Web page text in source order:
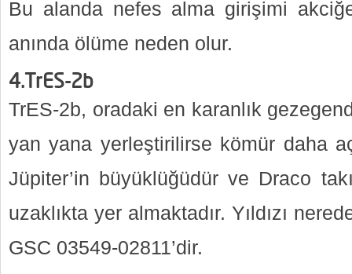
Bu alanda nefes alma girişimi
anında ölüme neden olur.
4.TrES-2b
TrES-2b, oradaki en karanlık
yan yana yerleştirilirse kömür daha
Jüpiter’in büyüklüğüdür ve Draco
uzaklıkta yer almaktadır. Yıldızı
GSC 03549-02811’dir.